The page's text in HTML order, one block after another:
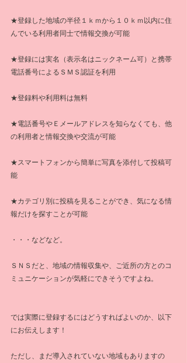
★登録した地域の半径１ｋｍから１０ｋｍ以内に住
んでいる利用者同士で情報交換が可能
★登録には実名（表示名はニックネーム可）と携帯
電話番号によるＳＭＳ認証を利用
★登録料や利用料は無料
★電話番号やＥメールアドレスを知らなくても、他
の利用者と情報交換や交流が可能
★スマートフォンから簡単に写真を添付して投稿可
能
★カテゴリ別に投稿を見ることができ、気になる情
報だけを探すことが可能
・・・などなど。
ＳＮＳだと、地域の情報収集や、ご近所の方とのコ
ミュニケーションが気軽にできそうですよね。
では実際に登録するにはどうすればよいのか、以下
にお伝えします！
ただし、まだ導入されていない地域もありますの